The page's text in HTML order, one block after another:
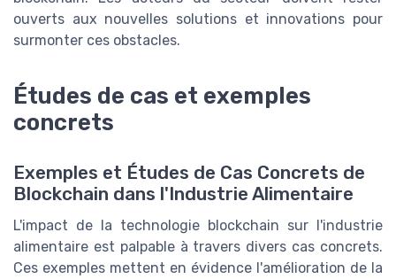
ouverts aux nouvelles solutions et innovations pour
surmonter ces obstacles.
Études de cas et exemples
concrets
Exemples et Études de Cas Concrets de
Blockchain dans l'Industrie Alimentaire
L'impact de la technologie blockchain sur l'industrie
alimentaire est palpable à travers divers cas concrets.
Ces exemples mettent en évidence l'amélioration de la